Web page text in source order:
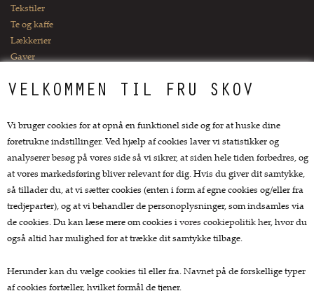
VELKOMMEN TIL FRU SKOV
Vi bruger cookies for at opnå en funktionel side og for at huske dine
foretrukne indstillinger. Ved hjælp af cookies laver vi statistikker og
analyserer besøg på vores side så vi sikrer, at siden hele tiden forbedres, og
at vores markedsføring bliver relevant for dig. Hvis du giver dit samtykke,
så tillader du, at vi sætter cookies (enten i form af egne cookies og/eller fra
tredjeparter), og at vi behandler de personoplysninger, som indsamles via
de cookies. Du kan læse mere om cookies i vores cookiepolitik her, hvor du
også altid har mulighed for at trække dit samtykke tilbage.
Herunder kan du vælge cookies til eller fra. Navnet på de forskellige typer
af cookies fortæller, hvilket formål de tjener.
Tekstiler
Te og kaffe
Lækkerier
Gaver
Kundeservice.
Forside
Kurv
Bestil
Nyheder
Tilbud
Profil
Vilkår
Fragtpriser
Kontakt
Favorit